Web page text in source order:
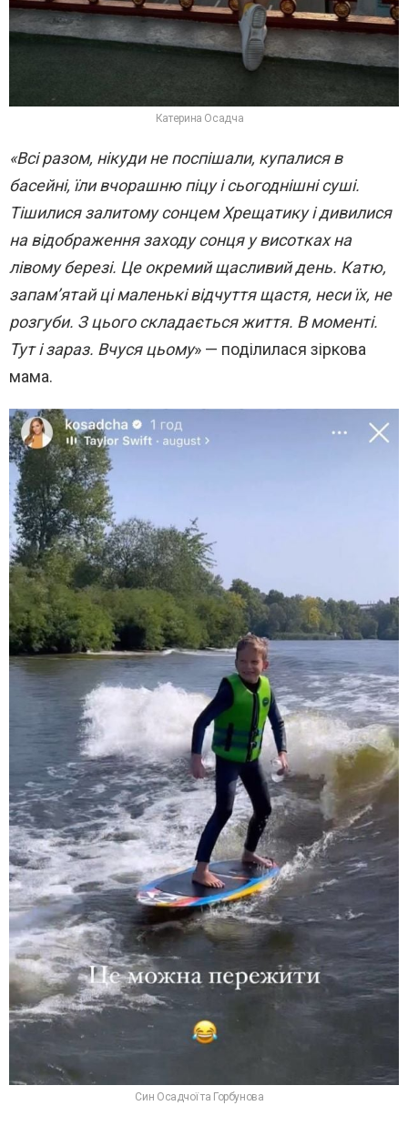
Катерина Осадча
«Всі разом, нікуди не поспішали, купалися в
басейні, їли вчорашню піцу і сьогоднішні суші.
Тішилися залитому сонцем Хрещатику і дивилися
на відображення заходу сонця у висотках на
лівому березі. Це окремий щасливий день. Катю,
запам’ятай ці маленькі відчуття щастя, неси їх, не
розгуби. З цього складається життя. В моменті.
Тут і зараз. Вчуся цьому» — поділилася зіркова
мама.
Син Осадчої та Горбунова